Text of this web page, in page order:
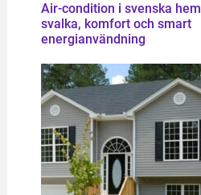
Air-condition i svenska hem
svalka, komfort och smart
energianvändning